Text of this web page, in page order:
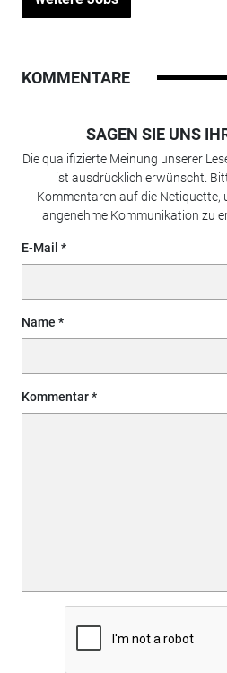
KOMMENTARE
SAGEN SIE UNS
Die qualifizierte Meinung unserer
ist ausdrücklich erwünscht.
Kommentaren auf die Netiquette,
angenehme Kommunikation zu
E-Mail
Name
Kommentar